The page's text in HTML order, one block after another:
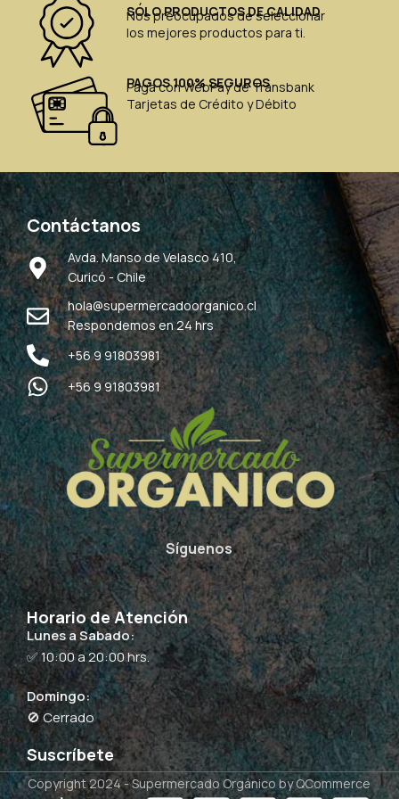
SÓLO PRODUCTOS DE CALIDAD
Nos preocupados de seleccionar
los mejores productos para ti.
PAGOS 100% SEGUROS
Paga con WebPay de Transbank
Tarjetas de Crédito y Débito
Contáctanos
Avda. Manso de Velasco 410,
Curicó - Chile
hola@supermercadoorganico.cl
Respondemos en 24 hrs
+56 9 91803981
+56 9 91803981
Síguenos
Horario de Atención
Lunes a Sabado:
✅ 10:00 a 20:00 hrs.
Domingo:
🚫 Cerrado
Suscríbete
Copyright 2024 -Supermercado Orgánico by QCommerce